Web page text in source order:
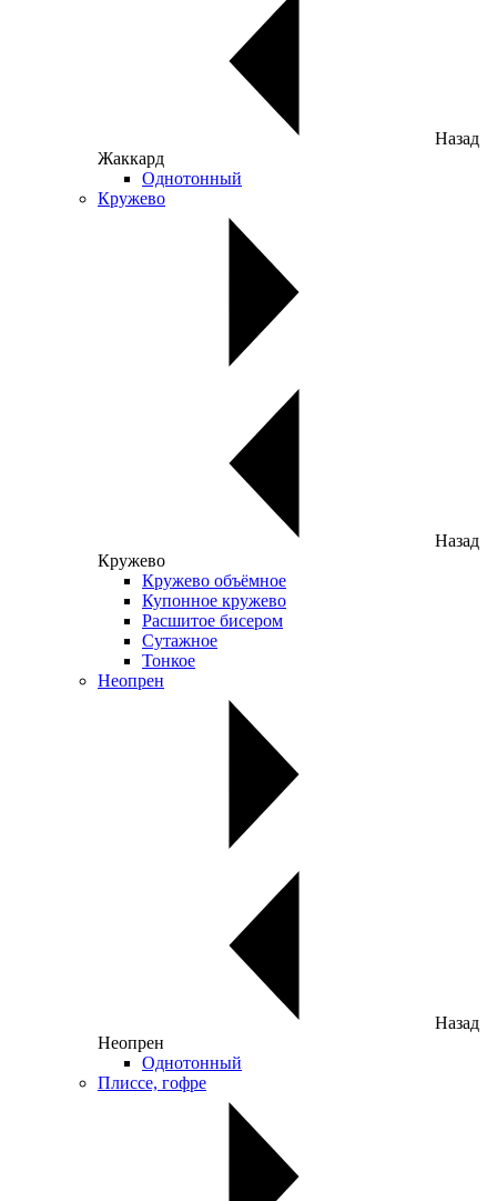
Назад
Жаккард
Однотонный
Кружево
Назад
Кружево
Кружево объёмное
Купонное кружево
Расшитое бисером
Сутажное
Тонкое
Неопрен
Назад
Неопрен
Однотонный
Плиссе, гофре